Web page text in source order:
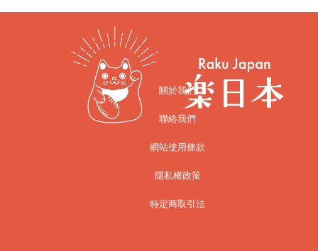
關於我們
聯絡我們
網站使用條款
隱私權政策
特定商取引法